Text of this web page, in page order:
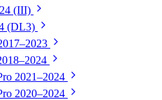
(III)
(DL3)
2021–2024
2020–2024